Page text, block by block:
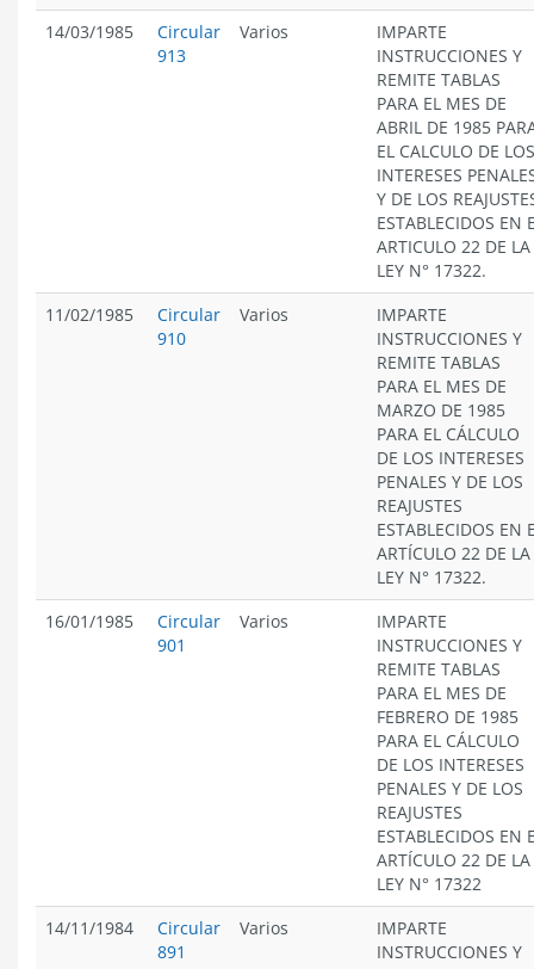
14/03/1985
Circular
913
Varios
IMPARTE
INSTRUCCIONES Y
REMITE TABLAS
PARA EL MES DE
ABRIL DE 1985
EL CALCULO DE LOS
INTERESES
Y DE LOS
ESTABLECIDOS EN
ARTICULO 22 DE LA
LEY N° 17322.
11/02/1985
Circular
910
Varios
IMPARTE
INSTRUCCIONES Y
REMITE TABLAS
PARA EL MES DE
MARZO DE 1985
PARA EL CÁLCULO
DE LOS INTERESES
PENALES Y DE LOS
REAJUSTES
ESTABLECIDOS EN
ARTÍCULO 22 DE LA
LEY N° 17322.
16/01/1985
Circular
901
Varios
IMPARTE
INSTRUCCIONES Y
REMITE TABLAS
PARA EL MES DE
FEBRERO DE 1985
PARA EL CÁLCULO
DE LOS INTERESES
PENALES Y DE LOS
REAJUSTES
ESTABLECIDOS EN
ARTÍCULO 22 DE LA
LEY N° 17322
14/11/1984
Circular
891
Varios
IMPARTE
INSTRUCCIONES Y